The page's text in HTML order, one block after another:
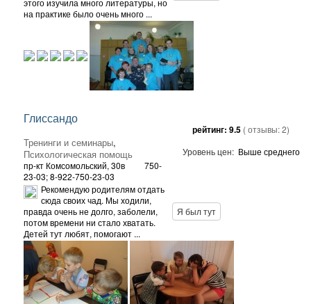
на практике было очень много ...
Глиссандо
Тренинги и семинары,
Психологическая помощь
пр-кт Комсомольский, 30в
750-
23-03; 8-922-750-23-03
рейтинг: 9.5 ( отзывы:2)
Уровень цен: Выше среднего
Рекомендую родителям отдать
сюда своих чад. Мы ходили,
правда очень не долго, заболели,
потом времени ни стало хватать.
Детей тут любят, помогают ...
Я был тут